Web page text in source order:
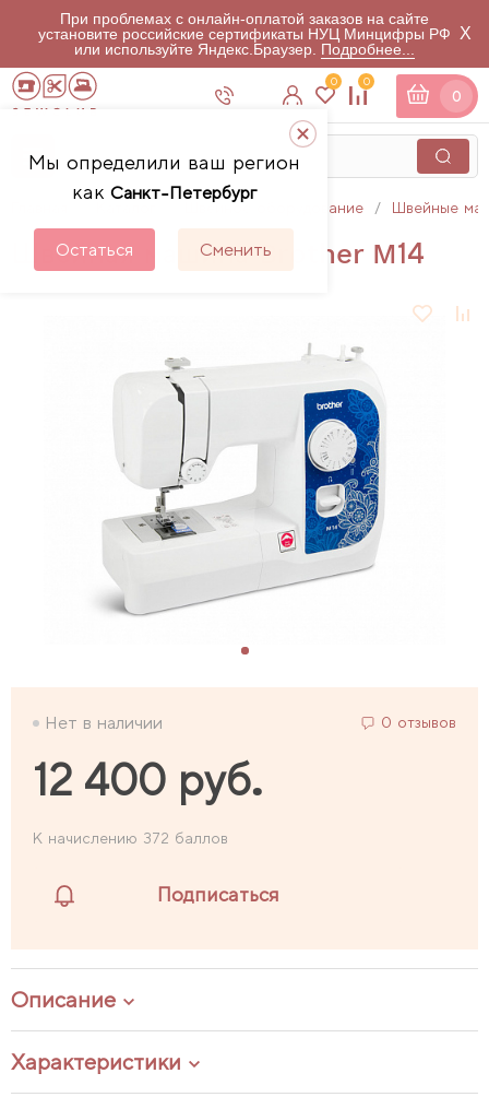
При проблемах с онлайн-оплатой заказов на сайте
установите российские сертификаты НУЦ Минцифры РФ
или используйте Яндекс.Браузер. Подробнее...
X
Мы определили ваш регион
как Санкт-Петербург
Остаться Сменить
0 0
0
Швейное оборудование Швейные
Швейная машина Brother M14
Нет в наличии 0 отзывов
12 400 руб.
К начислению 372 баллов
Подписаться
Описание
Характеристики